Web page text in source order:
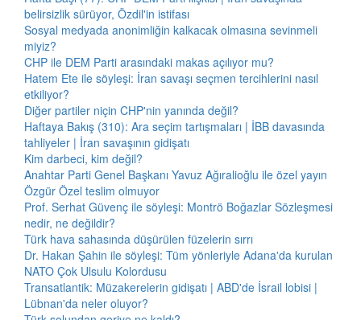
belirsizlik sürüyor, Özdil'in istifası
Sosyal medyada anonimliğin kalkacak olmasına sevinmeli
miyiz?
CHP ile DEM Parti arasındaki makas açılıyor mu?
Hatem Ete ile söyleşi: İran savaşı seçmen tercihlerini nasıl
etkiliyor?
Diğer partiler niçin CHP'nin yanında değil?
Haftaya Bakış (310): Ara seçim tartışmaları | İBB davasında
tahliyeler | İran savaşının gidişatı
Kim darbeci, kim değil?
Anahtar Parti Genel Başkanı Yavuz Ağıralioğlu ile özel yayın
Özgür Özel teslim olmuyor
Prof. Serhat Güvenç ile söyleşi: Montrö Boğazlar Sözleşmesi
nedir, ne değildir?
Türk hava sahasında düşürülen füzelerin sırrı
Dr. Hakan Şahin ile söyleşi: Tüm yönleriyle Adana'da kurulan
NATO Çok Ulsulu Kolordusu
Transatlantik: Müzakerelerin gidişatı | ABD'de İsrail lobisi |
Lübnan'da neler oluyor?